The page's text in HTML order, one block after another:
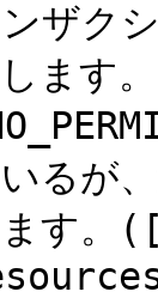
ザク
ます
るが
ます